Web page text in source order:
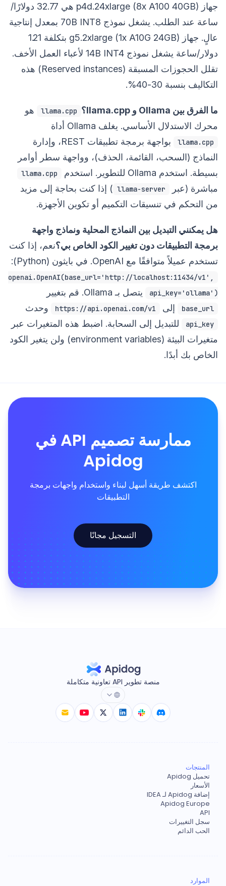
جهاز p4d.24xlarge (8x A100 40GB) هي 32.77 دولارًا/
ساعة عند الطلب. يشغل نموذج 70B INT8 بمعدل إنتاجية
عالٍ. جهاز g5.2xlarge (1x A10G 24GB) بتكلفة 1.21
دولار/ساعة يشغل نموذج 14B INT4 لأعباء العمل الأخف.
تقلل الحجوزات المسبقة (Reserved instances) هذه
التكاليف بنسبة 30-40%.
ما الفرق بين Ollama و llama.cpp؟ llama.cpp
هو
محرك الاستدلال الأساسي. يغلف Ollama أداة
llama.cpp
بواجهة برمجة تطبيقات REST، وإدارة
النماذج (السحب، القائمة، الحذف)، وواجهة سطر أوامر
بسيطة. استخدم Ollama للتطوير. استخدم
llama.cpp
مباشرة (عبر llama-server ) إذا كنت بحاجة إلى مزيد
من التحكم في تنسيقات التكميم أو تكوين الأجهزة.
هل يمكنني التبديل بين النماذج المحلية ونماذج واجهة
برمجة التطبيقات دون تغيير الكود الخاص بي؟نعم، إذا كنت
تستخدم عميلاً متوافقًا مع OpenAI. في بايثون (Python):
openai.OpenAI(base_url='http://localhost:11434/v1',
api_key='ollama')
يتصل بـ Ollama. قم بتغيير
base_url إلى https://api.openai.com/v1 وحدث
api_key
للتبديل إلى السحابة. اضبط هذه المتغيرات عبر
متغيرات البيئة (environment variables) ولن يتغير الكود
الخاص بك أبدًا.
ممارسة تصميم API في
Apidog
اكتشف طريقة أسهل لبناء واستخدام واجهات برمجة
التطبيقات
التسجيل مجانًا
منصة تطوير API تعاونية متكاملة
المنتجات
تحميل Apidog
الأسعار
إضافة Apidog لـ IDEA
Apidog Europe
API
سجل التغييرات
الحب الدائم
الموارد